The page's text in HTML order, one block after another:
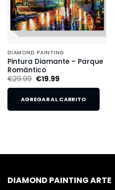
DIAMOND PAINTING
Pintura Diamante – Parque
Romántico
€29.99 €19.99
AGREGAR AL CARRITO
DIAMOND PAINTING ARTE